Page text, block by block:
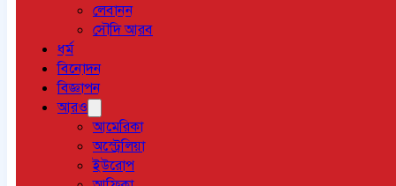
লেবানন
সৌদি আরব
ধর্ম
বিনোদন
বিজ্ঞাপন
আরও
আমেরিকা
অস্ট্রেলিয়া
ইউরোপ